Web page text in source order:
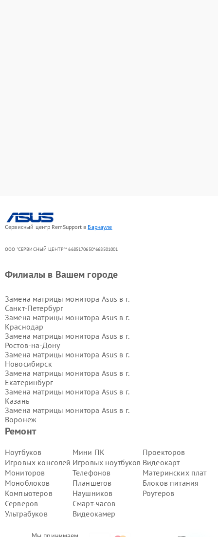
Сервисный центр RemSupport в Барнауле
ООО "СЕРВИСНЫЙ ЦЕНТР"* 6685170650*668501001
Ремонт
Ноутбуков
Игровых консолей
Мониторов
Моноблоков
Компьютеров
Серверов
Ультрабуков
Мини ПК
Игровых ноутбуков
Телефонов
Планшетов
Наушников
Смарт-часов
Видеокамер
Проекторов
Видеокарт
Материнских плат
Блоков питания
Роутеров
Филиалы в Вашем городе
Замена матрицы монитора Asus в г.
Санкт-Петербург
Замена матрицы монитора Asus в г.
Краснодар
Замена матрицы монитора Asus в г.
Ростов-на-Дону
Замена матрицы монитора Asus в г.
Новосибирск
Замена матрицы монитора Asus в г.
Екатеринбург
Замена матрицы монитора Asus в г.
Казань
Замена матрицы монитора Asus в г.
Воронеж
Замена матрицы монитора Asus в г.
Замена матрицы монитора Asus в г.
Самара
Замена матрицы монитора Asus в г.
Пермь
Замена матрицы монитора Asus в г.
Красноярск
Замена матрицы монитора Asus в г.
Ижевск
Челябинск